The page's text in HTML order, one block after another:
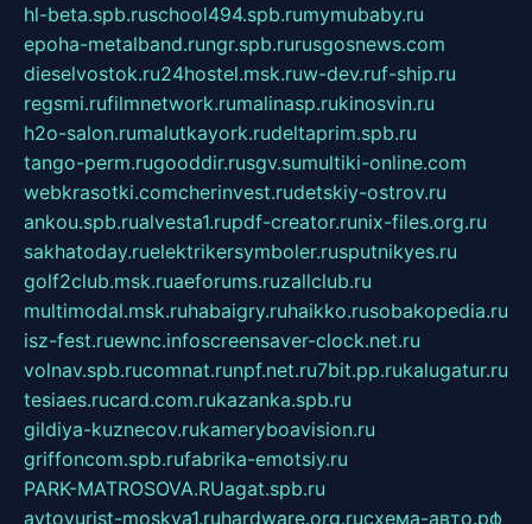
hl-beta.spb.ruschool494.spb.rumymubaby.ru
epoha-metalband.rungr.spb.rurusgosnews.com
dieselvostok.ru24hostel.msk.ruw-dev.ruf-ship.ru
regsmi.rufilmnetwork.rumalinasp.rukinosvin.ru
h2o-salon.rumalutkayork.rudeltaprim.spb.ru
tango-perm.rugooddir.rusgv.sumultiki-online.com
webkrasotki.comcherinvest.rudetskiy-ostrov.ru
ankou.spb.rualvesta1.rupdf-creator.runix-files.org.ru
sakhatoday.ruelektrikersymboler.rusputnikyes.ru
golf2club.msk.ruaeforums.ruzallclub.ru
multimodal.msk.ruhabaigry.ruhaikko.rusobakopedia.ru
isz-fest.ruewnc.infoscreensaver-clock.net.ru
volnav.spb.rucomnat.runpf.net.ru7bit.pp.rukalugatur.ru
tesiaes.rucard.com.rukazanka.spb.ru
gildiya-kuznecov.rukameryboavision.ru
griffoncom.spb.rufabrika-emotsiy.ru
PARK-MATROSOVA.RUagat.spb.ru
avtoyurist-moskva1.ruhardware.org.ruсхема-авто.рф